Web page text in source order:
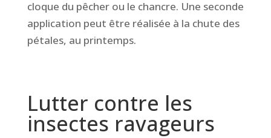
cloque du pêcher ou le chancre. Une seconde
application peut être réalisée à la chute des
pétales, au printemps.
Lutter contre les
insectes ravageurs